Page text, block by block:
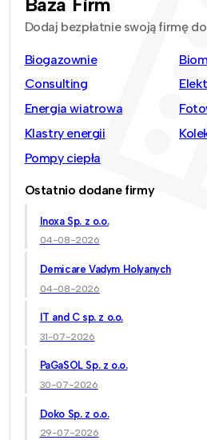
Dodaj bezpłatnie swoją firmę
Biogazownie
Consulting
Energia wiatrowa
Klastry energii
Pompy ciepła
Ostatnio dodane firmy
Inoxa Sp. z o.o.
04-08-2026
Demicare Vadym Holyanych
04-08-2026
IT and C sp. z o.o.
31-07-2026
PaGaSOL Sp. z o.o.
30-07-2026
Doko Sp. z o.o.
29-07-2026